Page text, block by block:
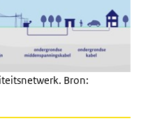
Bron: